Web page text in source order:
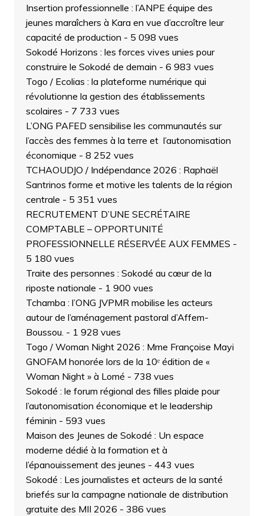
Insertion professionnelle : l’ANPE équipe des
jeunes maraîchers à Kara en vue d’accroître leur
capacité de production - 5 098 vues
Sokodé Horizons : les forces vives unies pour
construire le Sokodé de demain - 6 983 vues
Togo / Ecolias : la plateforme numérique qui
révolutionne la gestion des établissements
scolaires - 7 733 vues
L’ONG PAFED sensibilise les communautés sur
l’accès des femmes à la terre et l’autonomisation
économique - 8 252 vues
TCHAOUDJO / Indépendance 2026 : Raphaël
Santrinos forme et motive les talents de la région
centrale - 5 351 vues
RECRUTEMENT D’UNE SECRÉTAIRE
COMPTABLE – OPPORTUNITÉ
PROFESSIONNELLE RÉSERVÉE AUX FEMMES -
5 180 vues
Traite des personnes : Sokodé au cœur de la
riposte nationale - 1 900 vues
Tchamba : l’ONG JVPMR mobilise les acteurs
autour de l’aménagement pastoral d’Affem-
Boussou. - 1 928 vues
Togo / Woman Night 2026 : Mme Françoise Mayi
GNOFAM honorée lors de la 10ᵉ édition de «
Woman Night » à Lomé - 738 vues
Sokodé : le forum régional des filles plaide pour
l’autonomisation économique et le leadership
féminin - 593 vues
Maison des Jeunes de Sokodé : Un espace
moderne dédié à la formation et à
l’épanouissement des jeunes - 443 vues
Sokodé : Les journalistes et acteurs de la santé
briefés sur la campagne nationale de distribution
gratuite des MII 2026 - 386 vues